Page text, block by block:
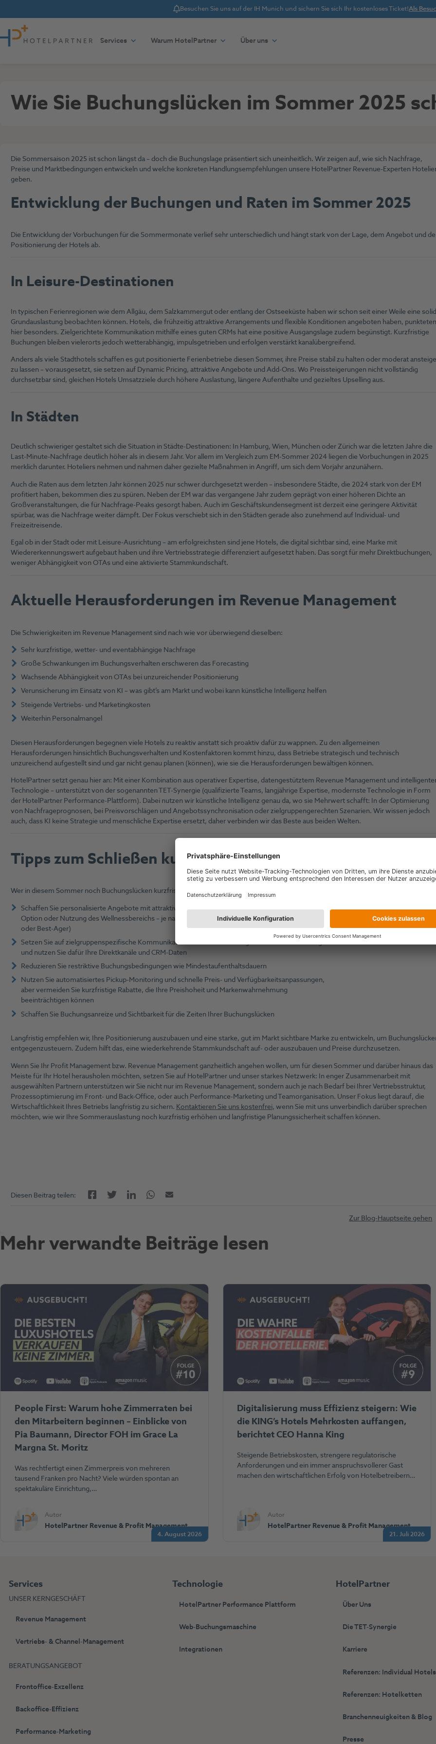
Notice
Besuchen Sie uns auf der IH Munich und sichern Sie sich Ihr kostenloses Ticket!Als
Zum Inhalt springen
Services
Warum HotelPartner Über uns
Wie Sie Buchungslücken im Sommer 2025
Die Sommersaison 2025 ist schon längst da – doch die Buchungslage präsentiert sich uneinheitlich. Wir zeigen auf, wie sich Nachfrage,
Preise und Marktbedingungen entwickeln und welche konkreten Handlungsempfehlungen unsere HotelPartner Revenue-Experten
geben.
Entwicklung der Buchungen und Raten im Sommer 2025
Die Entwicklung der Vorbuchungen für die Sommermonate verlief sehr unterschiedlich und hängt stark von der Lage, dem Angebot und
Positionierung der Hotels ab.
In Leisure-Destinationen
In typischen Ferienregionen wie dem Allgäu, dem Salzkammergut oder entlang der Ostseeküste haben wir schon seit einer Weile eine
Grundauslastung beobachten können. Hotels, die frühzeitig attraktive Arrangements und flexible Konditionen angeboten haben, punkteten
hier besonders. Zielgerichtete Kommunikation mithilfe eines guten CRMs hat eine positive Ausgangslage zudem begünstigt. Kurzfristige
Buchungen bleiben vielerorts jedoch wetterabhängig, impulsgetrieben und erfolgen verstärkt kanalübergreifend.
Anders als viele Stadthotels schaffen es gut positionierte Ferienbetriebe diesen Sommer, ihre Preise stabil zu halten oder moderat
zu lassen – vorausgesetzt, sie setzen auf Dynamic Pricing, attraktive Angebote und Add-Ons. Wo Preissteigerungen nicht vollständig
durchsetzbar sind, gleichen Hotels Umsatzziele durch höhere Auslastung, längere Aufenthalte und gezieltes Upselling aus.
In Städten
Deutlich schwieriger gestaltet sich die Situation in Städte-Destinationen: In Hamburg, Wien, München oder Zürich war die letzten Jahre die
Last-Minute-Nachfrage deutlich höher als in diesem Jahr. Vor allem im Vergleich zum EM-Sommer 2024 liegen die Vorbuchungen in 2025
merklich darunter. Hoteliers nehmen und nahmen daher gezielte Maßnahmen in Angriff, um sich dem Vorjahr anzunähern.
Auch die Raten aus dem letzten Jahr können 2025 nur schwer durchgesetzt werden – insbesondere Städte, die 2024 stark von der EM
profitiert haben, bekommen dies zu spüren. Neben der EM war das vergangene Jahr zudem geprägt von einer höheren Dichte an
Großveranstaltungen, die für Nachfrage-Peaks gesorgt haben. Auch im Geschäftskundensegment ist derzeit eine geringere Aktivität
spürbar, was die Nachfrage weiter dämpft. Der Fokus verschiebt sich in den Städten gerade also zunehmend auf Individual- und
Freizeitreisende.
Egal ob in der Stadt oder mit Leisure-Ausrichtung – am erfolgreichsten sind jene Hotels, die digital sichtbar sind, eine Marke mit
Wiedererkennungswert aufgebaut haben und ihre Vertriebsstrategie differenziert aufgesetzt haben. Das sorgt für mehr Direktbuchungen,
weniger Abhängigkeit von OTAs und eine aktivierte Stammkundschaft.
Aktuelle Herausforderungen im Revenue Management
Die Schwierigkeiten im Revenue Management sind nach wie vor überwiegend dieselben:
Sehr kurzfristige, wetter- und eventabhängige Nachfrage
Große Schwankungen im Buchungsverhalten erschweren das Forecasting
Wachsende Abhängigkeit von OTAs bei unzureichender Positionierung
Verunsicherung im Einsatz von KI – was gibt’s am Markt und wobei kann künstliche Intelligenz helfen
Steigende Vertriebs- und Marketingkosten
Weiterhin Personalmangel
Diesen Herausforderungen begegnen viele Hotels zu reaktiv anstatt sich proaktiv dafür zu wappnen. Zu den allgemeinen
Herausforderungen hinsichtlich Buchungsverhalten und Kostenfaktoren kommt hinzu, dass Betriebe strategisch und technisch
unzureichend aufgestellt sind und gar nicht genau planen (können), wie sie die Herausforderungen bewältigen können.
HotelPartner setzt genau hier an: Mit einer Kombination aus operativer Expertise, datengestütztem Revenue Management und
Technologie – unterstützt von der sogenannten TET-Synergie (qualifizierte Teams, langjährige Expertise, modernste Technologie in Form
der HotelPartner Performance-Plattform). Dabei nutzen wir künstliche Intelligenz genau da, wo sie Mehrwert schafft: In der Optimierung
von Nachfrageprognosen, bei Preisvorschlägen und Angebotssynchronisation oder zielgruppengerechten Szenarien. Wir wissen jedoch
auch, dass KI keine Strategie und menschliche Expertise ersetzt, daher verbinden wir das Beste aus beiden Welten.
Tipps zum Schließen kurzfristiger Buchungslücken
Wer in diesem Sommer noch Buchungslücken kurzfristig angehen möchte, dem raten wir von HotelPartner Folgendes:
Schaffen Sie personalisierte Angebote mit attraktiven Inklusivleistungen, wie z. B. späte Checkout-
Option oder Nutzung des Wellnessbereichs – je nach Zielgruppe (z. B. Familien, Workation-Reisende
oder Best-Ager)
Setzen Sie auf zielgruppenspezifische Kommunikation und Preissteuerung statt auf reine Ratenlogik
und nutzen Sie dafür Ihre Direktkanäle und CRM-Daten
Reduzieren Sie restriktive Buchungsbedingungen wie Mindestaufenthaltsdauern
Nutzen Sie automatisiertes Pickup-Monitoring und schnelle Preis- und Verfügbarkeitsanpassungen,
aber vermeiden Sie kurzfristige Rabatte, die Ihre Preishoheit und Markenwahrnehmung
beeinträchtigen können
Schaffen Sie Buchungsanreize und Sichtbarkeit für die Zeiten Ihrer Buchungslücken
Langfristig empfehlen wir, Ihre Positionierung auszubauen und eine starke, gut im Markt sichtbare Marke zu entwickeln, um
entgegenzusteuern. Zudem hilft das, eine wiederkehrende Stammkundschaft auf- oder auszubauen und Preise durchzusetzen.
Wenn Sie Ihr Profit Management bzw. Revenue Management ganzheitlich angehen wollen, um für diesen Sommer und darüber hinaus das
Meiste für Ihr Hotel herausholen möchten, setzen Sie auf HotelPartner und unser starkes Netzwerk: In enger Zusammenarbeit mit
ausgewählten Partnern unterstützen wir Sie nicht nur im Revenue Management, sondern auch je nach Bedarf bei Ihrer Vertriebsstruktur,
Prozessoptimierung im Front- und Back-Office, oder auch Performance-Marketing und Teamorganisation. Unser Fokus liegt darauf, die
Wirtschaftlichkeit Ihres Betriebs langfristig zu sichern. Kontaktieren Sie uns kostenfrei, wenn Sie mit uns unverbindlich darüber sprechen
möchten, wie wir Ihre Sommerauslastung noch kurzfristig erhöhen und langfristige Planungssicherheit schaffen können.
Diesen Beitrag teilen: FacebookTwitterLinkedInTwitterE-Mail
Zur Blog-Hauptseite gehen
Mehr verwandte Beiträge lesen
4. August 2026
People First: Warum hohe Zimmerraten bei
den Mitarbeitern beginnen – Einblicke von
Pia Baumann, Director FOH im Grace La
Margna St. Moritz
Was rechtfertigt einen Zimmerpreis von mehreren
tausend Franken pro Nacht? Viele würden spontan an
spektakuläre Einrichtung,…
Autor
HotelPartner Revenue & Profit Management
21. Juli 2026
Digitalisierung muss Effizienz steigern: Wie
die KING’s Hotels Mehrkosten auffangen,
berichtet CEO Hanna King
Steigende Betriebskosten, strengere regulatorische
Anforderungen und ein immer anspruchsvollerer Gast
machen den wirtschaftlichen Erfolg von Hotelbetreibern…
Autor
HotelPartner Revenue & Profit Management
Services
UNSER KERNGESCHÄFT
Revenue Management
Vertriebs- & Channel-Management
BERATUNGSANGEBOT
Frontoffice-Exzellenz
Backoffice-Effizienz
Performance-Marketing
Technologie
HotelPartner Performance Plattform
Web-Buchungsmaschine
Integrationen
HotelPartner
Über Uns
Die TET-Synergie
Karriere
Referenzen: Individual Hotels
Referenzen: Hotelketten
Branchenneuigkeiten & Blog
Presse